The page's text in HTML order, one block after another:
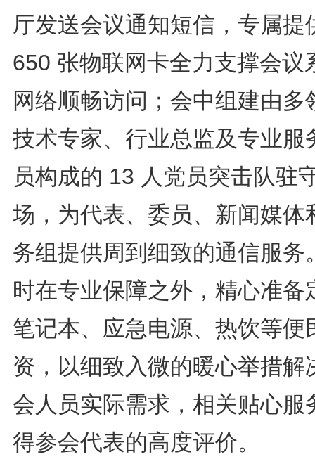
厅发送会议通知短信，专属提
650 张物联网卡全力支撑会议
网络顺畅访问；会中组建由多
技术专家、行业总监及专业服
员构成的 13 人党员突击队驻
场，为代表、委员、新闻媒体
务组提供周到细致的通信服务
时在专业保障之外，精心准备
笔记本、应急电源、热饮等便
资，以细致入微的暖心举措解
会人员实际需求，相关贴心服
得参会代表的高度评价。